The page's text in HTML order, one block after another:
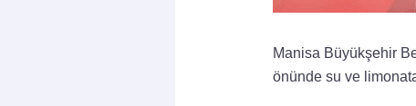
Manisa Büyükşehir
önünde su ve